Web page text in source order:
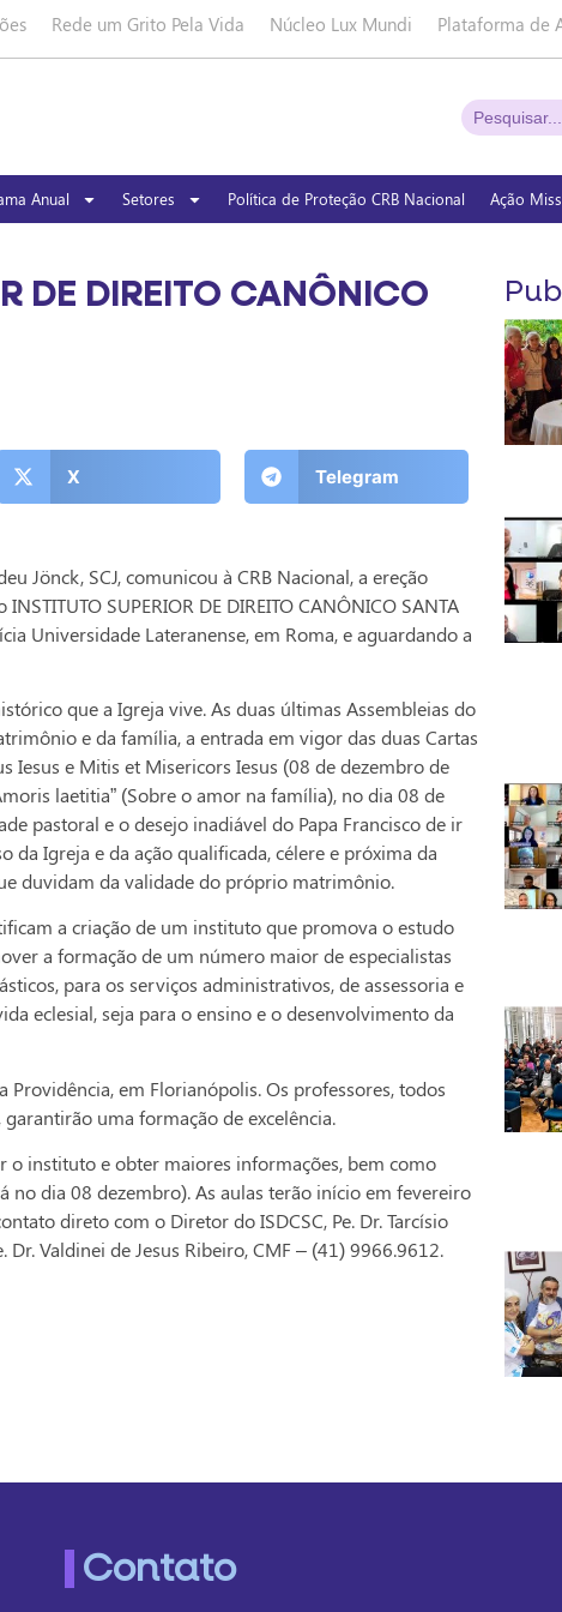
Rede um Grito Pela Vida Núcleo Lux Mundi Plataforma de
Anual Setores Política de Proteção CRB Nacional Ação
DE DIREITO CANÔNICO
X Telegram
Jönck, SCJ, comunicou à CRB Nacional, a ereção
SUPERIOR DE DIREITO CANÔNICO SANTA
Universidade Lateranense, em Roma, e aguardando a
que a Igreja vive. As duas últimas Assembleias do
e da família, a entrada em vigor das duas Cartas
e Mitis et Misericors Iesus (08 de dezembro de
laetitia” (Sobre o amor na família), no dia 08 de
pastoral e o desejo inadiável do Papa Francisco de ir
Igreja e da ação qualificada, célere e próxima da
duvidam da validade do próprio matrimônio.
a criação de um instituto que promova o estudo
a formação de um número maior de especialistas
para os serviços administrativos, de assessoria e
eclesial, seja para o ensino e o desenvolvimento da
Providência, em Florianópolis. Os professores, todos
uma formação de excelência.
o instituto e obter maiores informações, bem como
no dia 08 dezembro). As aulas terão início em fevereiro
direto com o Diretor do ISDCSC, Pe. Dr. Tarcísio
Valdinei de Jesus Ribeiro, CMF – (41) 9966.9612.
Contato